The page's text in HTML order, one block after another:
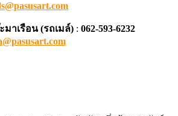
มาเรือน (รถเมล์) : 062-593-6232